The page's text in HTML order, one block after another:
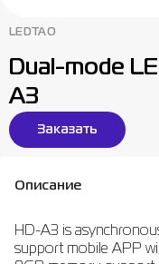
LEDTAO
Dual-mode
A3
Заказать
Описание
HD-A3 is
support mobile APP